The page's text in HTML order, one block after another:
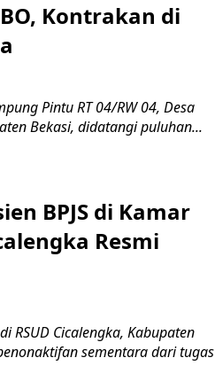
Kontrakan di
Pintu RT 04/RW 04, Desa
Bekasi, didatangi puluhan...
BPJS di Kamar
Resmi
RSUD Cicalengka, Kabupaten
sementara dari tugas